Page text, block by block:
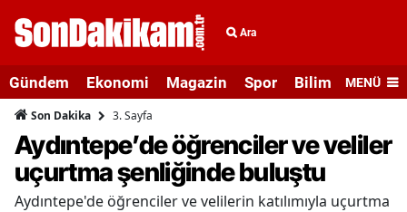
Ara
Gündem Ekonomi Magazin Spor Bilim veMENÜ
Son Dakika 3. Sayfa
Aydıntepe’de öğrenciler ve veliler
uçurtma şenliğinde buluştu
Aydıntepe'de öğrenciler ve velilerin katılımıyla uçurtma